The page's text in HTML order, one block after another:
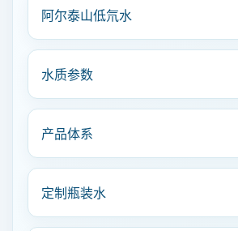
阿尔泰山低氘水
水质参数
产品体系
定制瓶装水